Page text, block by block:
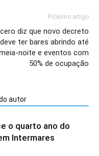
Próximo artigo
diz que novo decreto
deve ter bares abrindo até
noite e eventos com
50% de ocupação
autor
o quarto ano do
Intermares